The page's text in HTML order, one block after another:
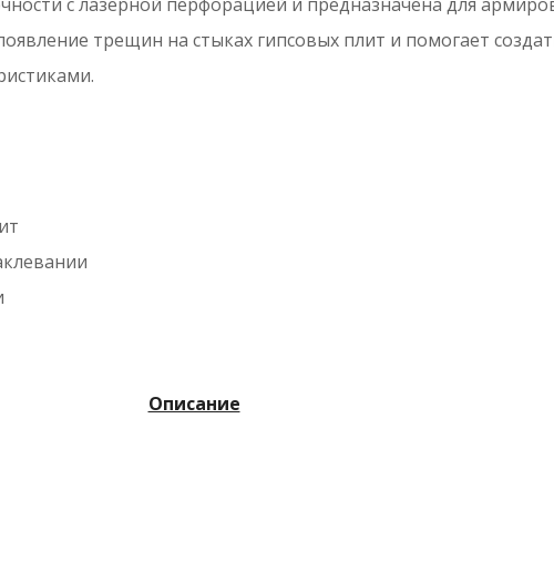
трещин на стыках гипсовых плит и помогает
Описание